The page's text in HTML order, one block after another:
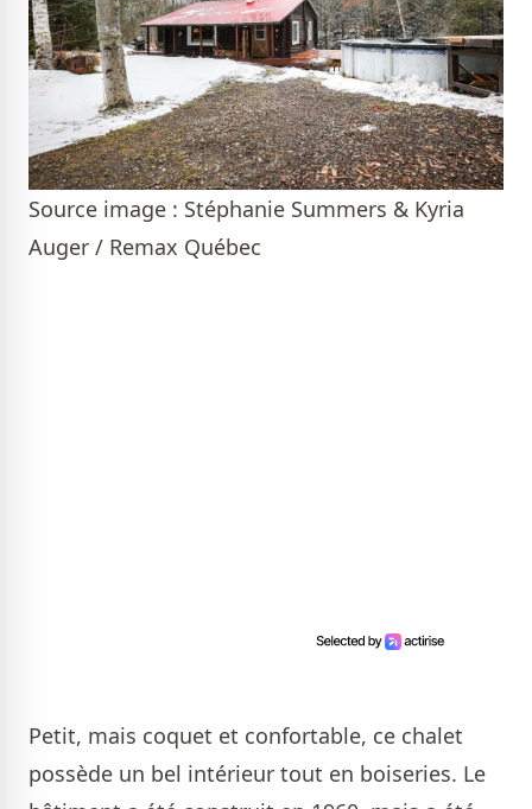
Source image : Stéphanie Summers & Kyria
Auger / Remax Québec
Petit, mais coquet et confortable, ce chalet
possède un bel intérieur tout en boiseries. Le